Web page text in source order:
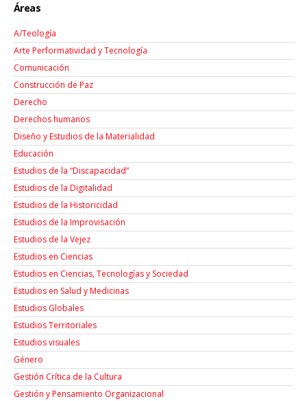
Áreas
A/Teología
Arte Performatividad y Tecnología
Comunicación
Construcción de Paz
Derecho
Derechos humanos
Diseño y Estudios de la Materialidad
Educación
Estudios de la “Discapacidad”
Estudios de la Digitalidad
Estudios de la Historicidad
Estudios de la Improvisación
Estudios de la Vejez
Estudios en Ciencias
Estudios en Ciencias, Tecnologías y Sociedad
Estudios en Salud y Medicinas
Estudios Globales
Estudios Territoriales
Estudios visuales
Género
Gestión Crítica de la Cultura
Gestión y Pensamiento Organizacional